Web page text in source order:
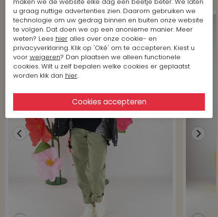
u graag nuttige advertenties zien. Daarom gebruiken we
technologie om uw gedrag binnen en buiten onze website
te volgen. Dat doen we op een anonieme manier. Meer
weten? Lees hieralles over onze cookie- en
privacyverklaring. Klik op 'Oké' om te accepteren. Kiest u
voor weigeren? Dan plaatsen we alleen functionele
cookies. Wilt u zelf bepalen welke cookies er geplaatst
worden klik dan hier.